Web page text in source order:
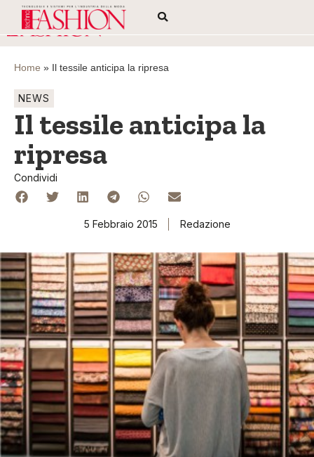
Home » Il tessile anticipa la ripresa
NEWS
Il tessile anticipa la
ripresa
Condividi
5 Febbraio 2015 Redazione